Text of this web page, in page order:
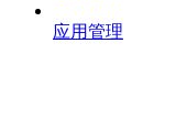
应用管理